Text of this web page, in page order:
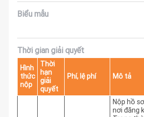
Biểu mẫu
Thời gian giải quyết
Hình
thức
nộp
Thời
hạn
giải
quyết
Phí, lệ phí Mô tả
Nộp hồ
nơi đăng